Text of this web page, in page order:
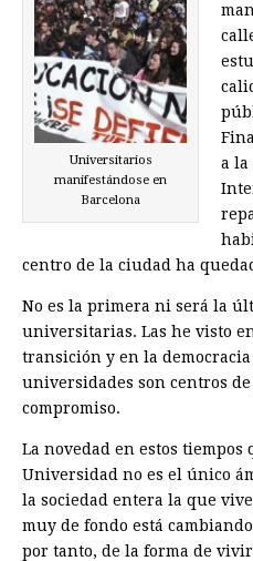
Universitarios
manifestándose en
Barcelona
a la
centro de la ciudad ha
No es la primera ni será la
universitarias. Las he visto
transición y en la democracia
universidades son centros
compromiso.
La novedad en estos tiempos
Universidad no es el único
la sociedad entera la que
muy de fondo está
por tanto, de la forma de